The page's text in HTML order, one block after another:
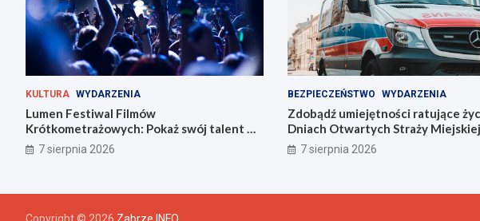
KULTURA WYDARZENIA
Lumen Festiwal Filmów
Krótkometrażowych: Pokaż swój talent w
Zabrzu!
7 sierpnia 2026
BEZPIECZEŃSTWO WYDARZENIA
Zdobądź umiejętności ratujące
Dniach Otwartych Straży
Zabrzu
7 sierpnia 2026
Copyright © 2026 Zabrze INFO